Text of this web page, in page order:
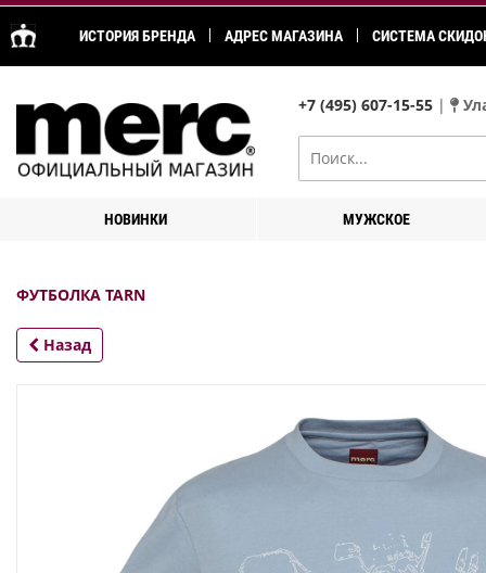
ИСТОРИЯ БРЕНДА АДРЕС МАГАЗИНА СИСТЕМА
+7 (495) 607-15-55 |
НОВИНКИ МУЖСКОЕ
ФУТБОЛКА TARN
Назад